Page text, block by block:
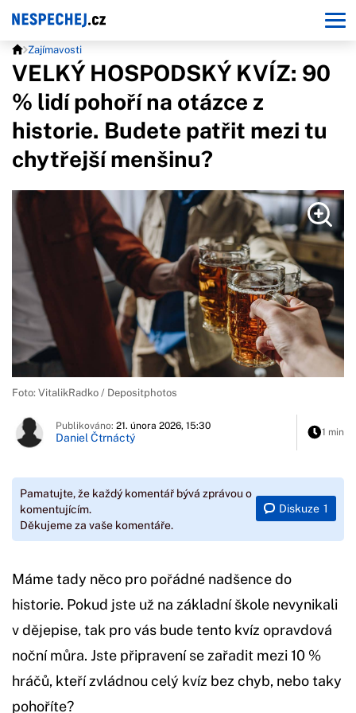
Zajímavosti
VELKÝ HOSPODSKÝ KVÍZ: 90
% lidí pohoří na otázce z
historie. Budete patřit mezi tu
chytřejší menšinu?
Foto: VitalikRadko / Depositphotos
Publikováno: 21. února 2026, 15:30
Daniel Čtrnáctý 1 min
Pamatujte, že každý komentář bývá zprávou o
komentujícím.
Děkujeme za vaše komentáře.
Diskuze 1
Máme tady něco pro pořádné nadšence do
historie. Pokud jste už na základní škole nevynikali
v dějepise, tak pro vás bude tento kvíz opravdová
noční můra. Jste připravení se zařadit mezi 10 %
hráčů, kteří zvládnou celý kvíz bez chyb, nebo taky
pohoříte?